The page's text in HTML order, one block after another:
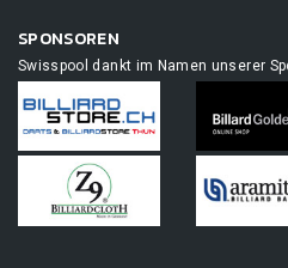
SPONSOREN
Swisspool dankt im Namen unserer